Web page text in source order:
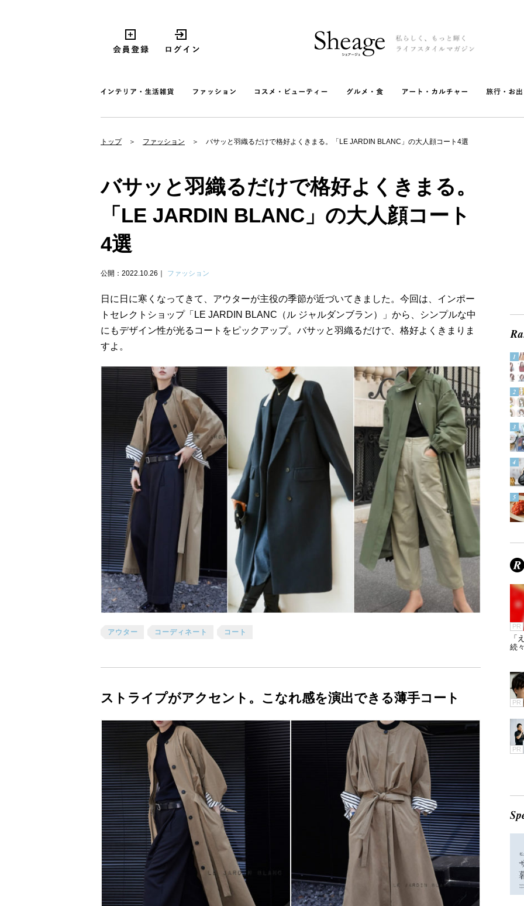
トップ ファッション バサッと羽織るだけで格好よくきまる。「LE JARDIN BLANC」の大人顔コート4選
バサッと羽織るだけで格好よくきまる。
「LE JARDIN BLANC」の大人顔コート
4選
公開：2022.10.26 ファッション
日に日に寒くなってきて、アウターが主役の季節が近づいてきました。今回は、インポー
トセレクトショップ「LE JARDIN BLANC（ル ジャルダンブラン）」から、シンプルな中
にもデザイン性が光るコートをピックアップ。バサッと羽織るだけで、格好よくきまりま
すよ。
アウター コーディネート コート
ストライプがアクセント。こなれ感を演出できる薄手コート
PR
「
続
PR
PR